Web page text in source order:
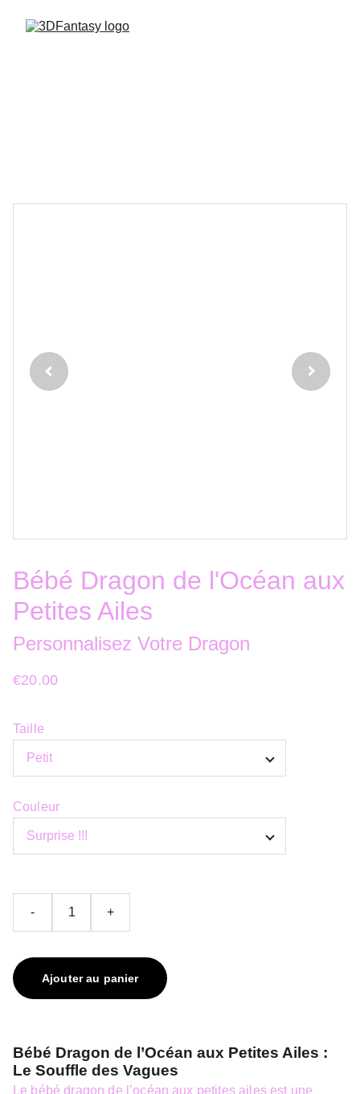
Bébé Dragon de l'Océan aux
Petites Ailes
Personnalisez Votre Dragon
€20.00
Taille
Couleur
- +
Ajouter au panier
Bébé Dragon de l’Océan aux Petites Ailes :
Le Souffle des Vagues
Le bébé dragon de l’océan aux petites ailes est une